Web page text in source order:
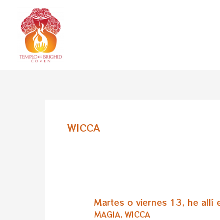
contenido
WICCA
Martes o viernes 13, he allí
MAGIA,WICCA
Martes
o